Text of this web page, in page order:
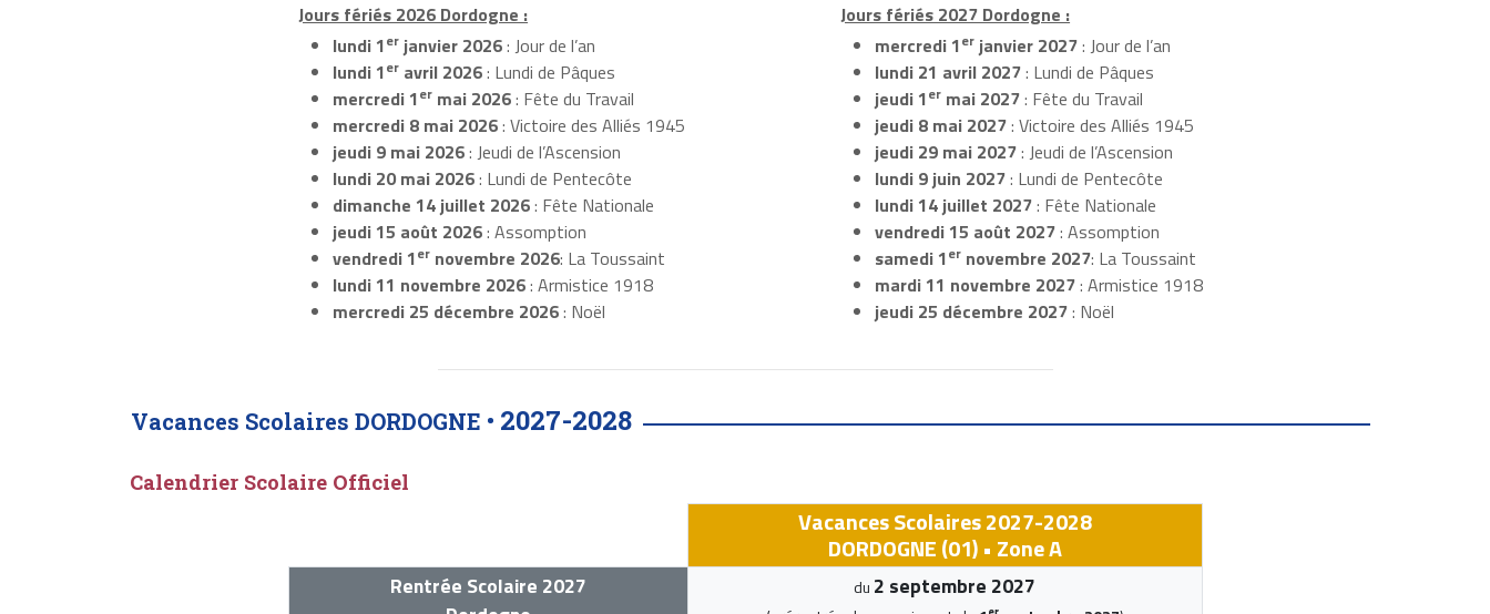
Jours fériés 2026 Dordogne :
lundi 1erjanvier 2026: Jour de l’an
lundi 1eravril 2026: Lundi de Pâques
mercredi 1ermai 2026: Fête du Travail
mercredi 8 mai 2026: Victoire des Alliés 1945
jeudi 9 mai 2026: Jeudi de l’Ascension
lundi 20 mai 2026: Lundi de Pentecôte
dimanche 14 juillet 2026: Fête Nationale
jeudi 15 août 2026: Assomption
vendredi 1ernovembre 2026: La Toussaint
lundi 11 novembre 2026: Armistice 1918
mercredi 25 décembre 2026: Noël
Jours fériés 2027 Dordogne :
mercredi 1erjanvier 2027: Jour de l’an
lundi 21 avril 2027: Lundi de Pâques
jeudi 1ermai 2027: Fête du Travail
jeudi 8 mai 2027: Victoire des Alliés 1945
jeudi 29 mai 2027: Jeudi de l’Ascension
lundi 9 juin 2027: Lundi de Pentecôte
lundi 14 juillet 2027: Fête Nationale
vendredi 15 août 2027: Assomption
samedi 1ernovembre 2027: La Toussaint
mardi 11 novembre 2027: Armistice 1918
jeudi 25 décembre 2027: Noël
Vacances Scolaires DORDOGNE • 2027-2028
Calendrier Scolaire Officiel
Vacances Scolaires 2027-2028
DORDOGNE (01) • Zone A
Rentrée Scolaire 2027
du 2 septembre 2027